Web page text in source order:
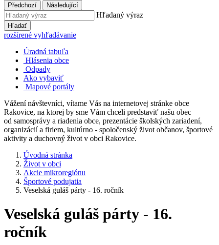
Předchozí Následující
Hľadaný výraz
Hľadať
rozšírené vyhľadávanie
Úradná tabuľa
Hlásenia obce
Odpady
Ako vybaviť
Mapové portály
Vážení návštevníci, vítame Vás na internetovej stránke obce
Rakovice, na ktorej by sme Vám chceli predstaviť našu obec
od samosprávy a riadenia obce, prezentácie školských zariadení,
organizácií a firiem, kultúrno - spoločenský život občanov, športové
aktivity a duchovný život v obci Rakovice.
Úvodná stránka
Život v obci
Akcie mikroregiónu
Športové podujatia
Veselská guláš párty - 16. ročník
Veselská guláš párty - 16.
ročník